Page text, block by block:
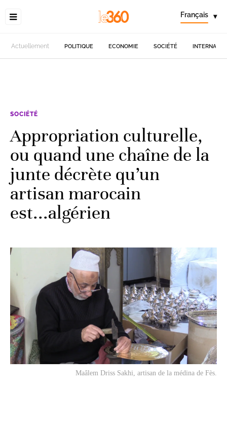
Français ▾
Actuellement POLITIQUE ECONOMIE SOCIÉTÉ
SOCIÉTÉ
Appropriation culturelle,
ou quand une chaîne de la
junte décrète qu’un
artisan marocain
est...algérien
Maâlem Driss Sakhi, artisan de la médina de Fès.